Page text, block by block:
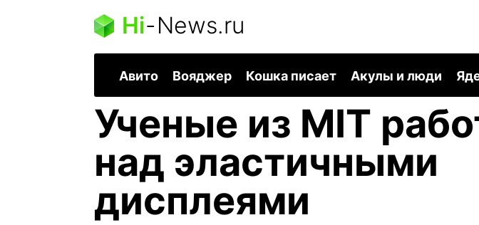
Hi-News.ru
Авито Вояджер Кошка писает Акулы и люди
Ученые из MIT
над эластичными
дисплеями